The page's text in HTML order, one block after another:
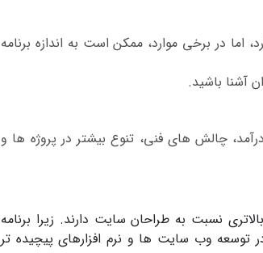
در برخی موارد، ممکن است به اندازه برنامه
آشنا باشید.
چالش های فنی، تنوع بیشتر در پروژه ها و
نسبت به طراحان سایت دارند. زیرا برنامه
توسعه وب سایت ها و نرم افزارهای پیچیده تر